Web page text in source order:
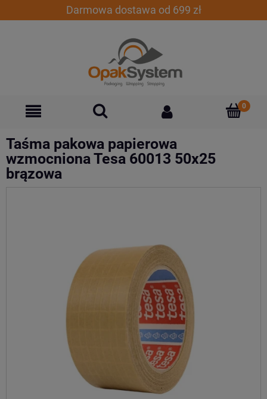
Darmowa dostawa od 699 zł
Taśma pakowa papierowa
wzmocniona Tesa 60013 50x25
brązowa